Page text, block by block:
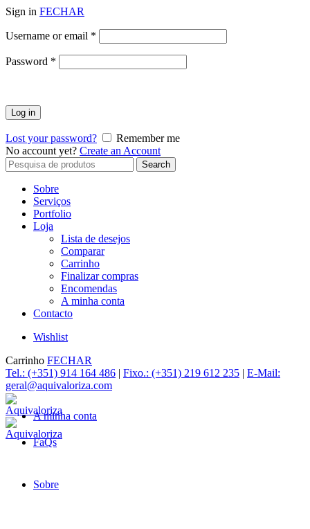
Sign in FECHAR
Username or email *
Password *
Log in
Lost your password?
Remember me
No account yet? Create an Account
Search
for:
Search
Sobre
Serviços
Portfolio
Loja
Lista de desejos
Comparar
Carrinho
Finalizar compras
Encomendas
A minha conta
Contacto
Wishlist
Carrinho FECHAR
Tel.: (+351) 914 164 486 | Fixo.: (+351) 219 612 235 | E-Mail:
geral@aquivaloriza.com
A minha conta
FaQs
Sobre